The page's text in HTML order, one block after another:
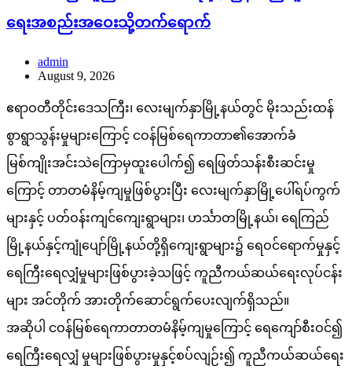
ရေးအစည်းအဝေးသို့တက်ရောက်
admin
August 9, 2026
ဧရာဝတီတိုင်းဒေသကြီး၊ လေးမျက်နှာမြို့နယ်တွင် မိုးသည်းထန်
စွာရွာသွန်းမှုများကြောင့် ငဝန်မြစ်ရေကာတာ၏အောက်ခံ
မြစ်ကျိုးအင်းသဲကြောမှထူးပေါက်၍ ရေဖြတ်သန်းစီးဆင်းမှု
ကြောင့် တာတမံနိမ့်ကျမှုဖြစ်ပွားပြီး လေးမျက်နှာမြို့ပေါ်ရပ်ကွက်
များနှင့် ပတ်ဝန်းကျင်ကျေးရွာများ၊ ဟင်္သာတမြို့နယ်၊ ရေကြည်
မြို့နယ်နှင့်ကျုံပျော်မြို့နယ်တို့ရှိကျေးရွာများ၌ ရေဝင်ရောက်မှုနှင့်
ရေကြီးရေလျှံမှုများဖြစ်ပွားခဲ့သဖြင့် ကူညီကယ်ဆယ်ရေးလုပ်ငန်း
များ အင်တိုက် အားတိုက်ဆောင်ရွက်ပေးလျက်ရှိသည်။
အဆိုပါ ငဝန်မြစ်ရေကာတာတမံနိမ့်ကျမှုကြောင့် ရေကျော်စီးဝင်၍
ရေကြီးရေလျှံ မှုများဖြစ်ပွားမှုနှင့်စပ်လျဉ်း၍ ကူညီကယ်ဆယ်ရေး